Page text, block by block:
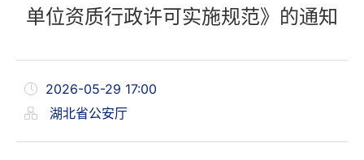
单位资质行政许可实施规范》的通知
2026-05-29 17:00
湖北省公安厅